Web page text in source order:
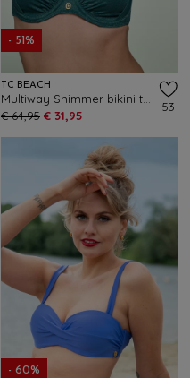
- 51%
TC BEACH
€ 64,95 € 31,95
53
- 60%